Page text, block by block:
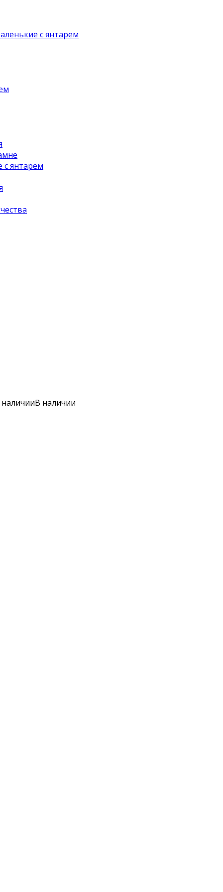
с янтарем
янтарем
В наличии